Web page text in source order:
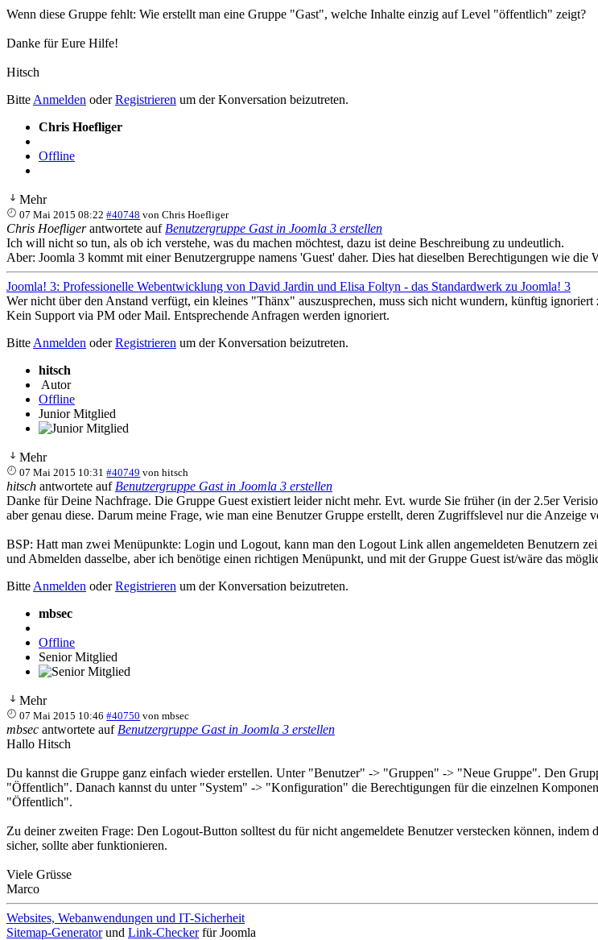
Wenn diese Gruppe fehlt: Wie erstellt man eine Gruppe "Gast", welche Inhalte einzig auf Level "öffentlich" zeigt?
Danke für Eure Hilfe!
Hitsch
Bitte Anmelden oderRegistrieren um der Konversation beizutreten.
Chris Hoefliger
Offline
Mehr
07 Mai 2015 08:22 #40748 vonChris Hoefliger
Chris Hoefligerantwortete auf Benutzergruppe Gast in Joomla 3 erstellen
Ich will nicht so tun, als ob ich verstehe, was du machen möchtest, dazu ist deine Beschreibung zu undeutlich.
Aber: Joomla 3 kommt mit einer Benutzergruppe namens 'Guest' daher. Dies hat dieselben Berechtigungen wie
Joomla! 3: Professionelle Webentwicklung von David Jardin und Elisa Foltyn - das Standardwerk zu Joomla! 3
Wer nicht über den Anstand verfügt, ein kleines "Thänx" auszusprechen, muss sich nicht wundern, künftig ignoriert
Kein Support via PM oder Mail. Entsprechende Anfragen werden ignoriert.
Bitte Anmelden oderRegistrieren um der Konversation beizutreten.
hitsch
Autor
Offline
Junior Mitglied
Mehr
07 Mai 2015 10:31 #40749 vonhitsch
hitsch antwortete auf Benutzergruppe Gast in Joomla 3 erstellen
Danke für Deine Nachfrage. Die Gruppe Guest existiert leider nicht mehr. Evt. wurde Sie früher (in der 2.5er
aber genau diese. Darum meine Frage, wie man eine Benutzer Gruppe erstellt, deren Zugriffslevel nur die Anzeige
BSP: Hatt man zwei Menüpunkte: Login und Logout, kann man den Logout Link allen angemeldeten Benutzern
und Abmelden dasselbe, aber ich benötige einen richtigen Menüpunkt, und mit der Gruppe Guest ist/wäre das
Bitte Anmelden oderRegistrieren um der Konversation beizutreten.
mbsec
Offline
Senior Mitglied
Mehr
07 Mai 2015 10:46 #40750 vonmbsec
mbsec antwortete auf Benutzergruppe Gast in Joomla 3 erstellen
Hallo Hitsch
Du kannst die Gruppe ganz einfach wieder erstellen. Unter "Benutzer" -> "Gruppen" -> "Neue Gruppe". Den
"Öffentlich". Danach kannst du unter "System" -> "Konfiguration" die Berechtigungen für die einzelnen
"Öffentlich".
Zu deiner zweiten Frage: Den Logout-Button solltest du für nicht angemeldete Benutzer verstecken können,
sicher, sollte aber funktionieren.
Viele Grüsse
Marco
Websites, Webanwendungen und IT-Sicherheit
Sitemap-Generatorund Link-Checkerfür Joomla